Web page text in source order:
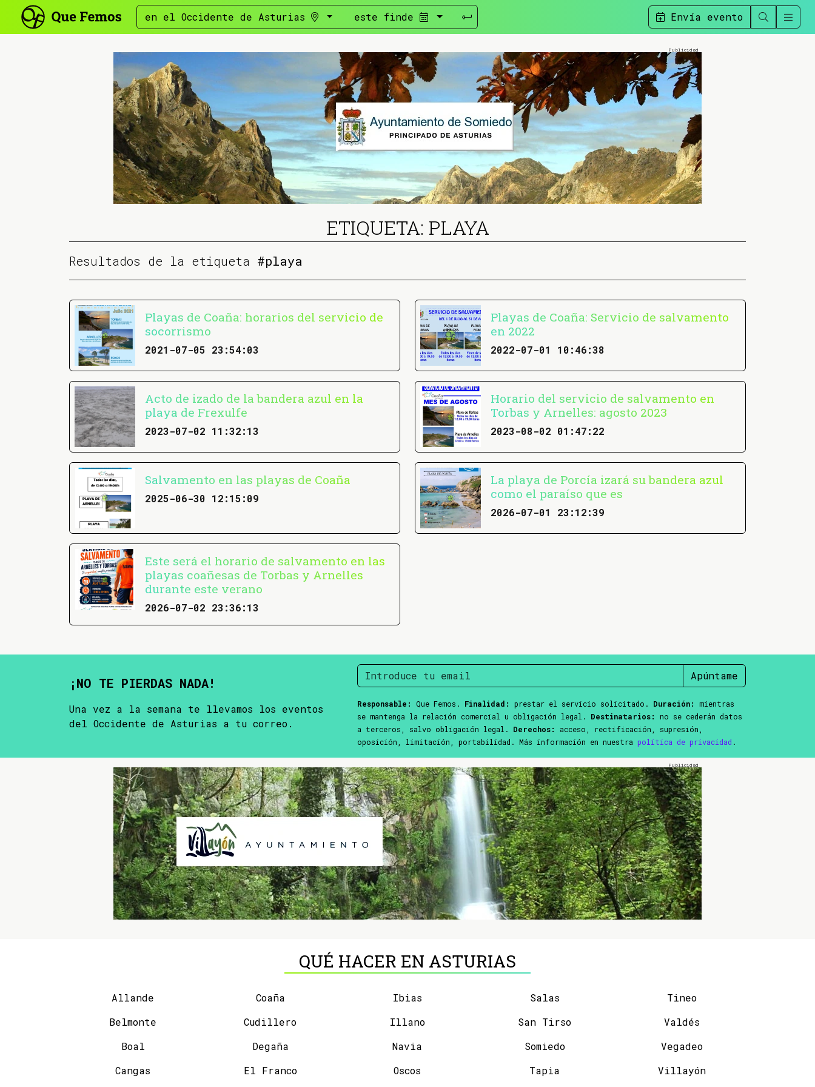
en el Occidente de Asturias este finde Envía evento
ETIQUETA: PLAYA
Resultados de la etiqueta #playa
Playas de Coaña: horarios del servicio de
socorrismo
2021-07-05 23:54:03
Playas de Coaña: Servicio de salvamento
en 2022
2022-07-01 10:46:38
Acto de izado de la bandera azul en la
playa de Frexulfe
2023-07-02 11:32:13
Horario del servicio de salvamento en
Torbas y Arnelles: agosto 2023
2023-08-02 01:47:22
Salvamento en las playas de Coaña
2025-06-30 12:15:09
La playa de Porcía izará su bandera azul
como el paraíso que es
2026-07-01 23:12:39
Este será el horario de salvamento en las
playas coañesas de Torbas y Arnelles
durante este verano
2026-07-02 23:36:13
¡NO TE PIERDAS NADA!
Una vez a la semana te llevamos los eventos
del Occidente de Asturias a tu correo.
Apúntame
Responsable: Que Femos. Finalidad: prestar el servicio solicitado. Duración:
mientras
se mantenga la relación comercial u obligación legal. Destinatarios:
no se cederán datos
a terceros, salvo obligación legal. Derechos:
acceso, rectificación, supresión,
oposición, limitación, portabilidad. Más información en nuestra política de privacidad .
QUÉ HACER EN ASTURIAS
Allande
Belmonte
Boal
Cangas
Coaña
Cudillero
Degaña
El Franco
Ibias
Illano
Navia
Oscos
Salas
San Tirso
Somiedo
Tapia
Tineo
Valdés
Vegadeo
Villayón